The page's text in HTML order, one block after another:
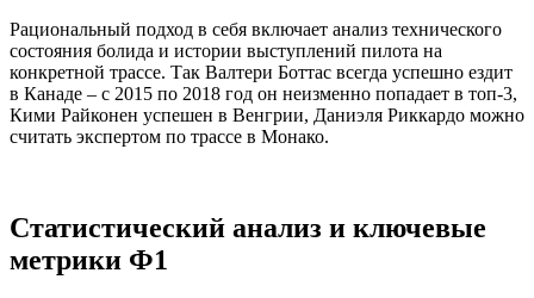
Рациональный подход в себя включает анализ технического
состояния болида и истории выступлений пилота на
конкретной трассе. Так Валтери Боттас всегда успешно ездит
в Канаде – с 2015 по 2018 год он неизменно попадает в топ-3,
Кими Райконен успешен в Венгрии, Даниэля Риккардо можно
считать экспертом по трассе в Монако.
Статистический анализ и ключевые
метрики Ф1